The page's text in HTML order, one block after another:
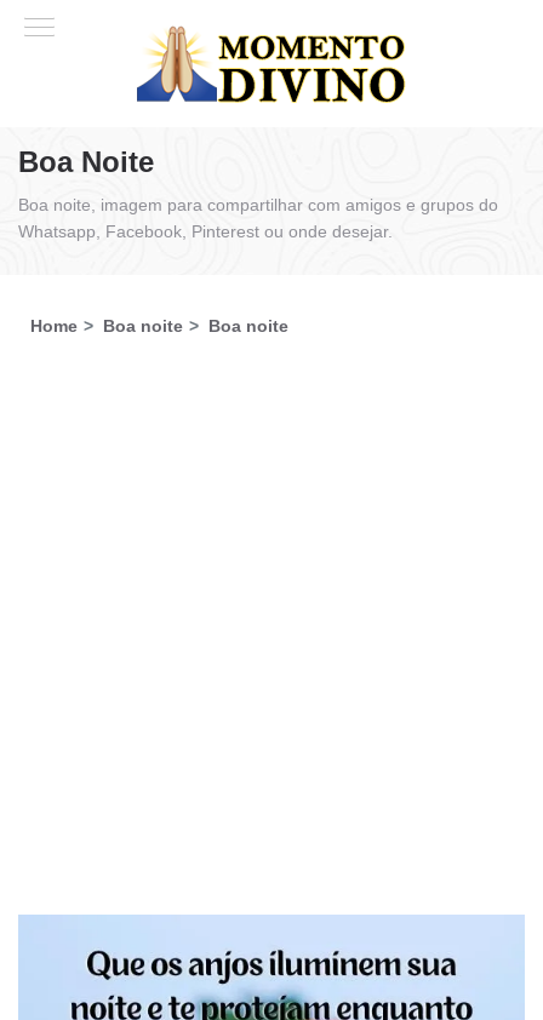
Boa Noite
Boa noite, imagem para compartilhar com amigos e grupos do
Whatsapp, Facebook, Pinterest ou onde desejar.
Home Boa noite Boa noite